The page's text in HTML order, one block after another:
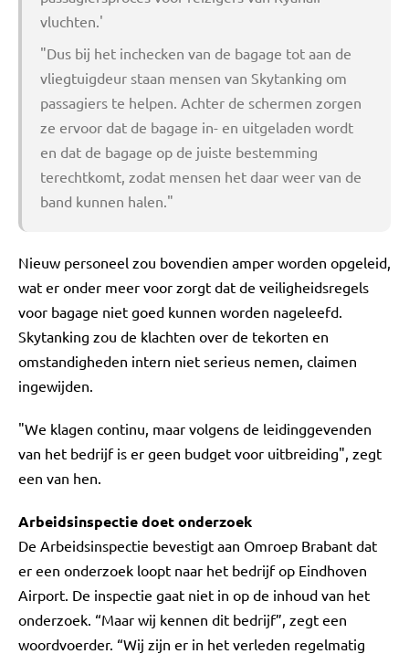
vluchten.'
"Dus bij het inchecken van de bagage tot aan de
vliegtuigdeur staan mensen van Skytanking om
passagiers te helpen. Achter de schermen zorgen
ze ervoor dat de bagage in- en uitgeladen wordt
en dat de bagage op de juiste bestemming
terechtkomt, zodat mensen het daar weer van de
band kunnen halen."
Nieuw personeel zou bovendien amper worden opgeleid,
wat er onder meer voor zorgt dat de veiligheidsregels
voor bagage niet goed kunnen worden nageleefd.
Skytanking zou de klachten over de tekorten en
omstandigheden intern niet serieus nemen, claimen
ingewijden.
"We klagen continu, maar volgens de leidinggevenden
van het bedrijf is er geen budget voor uitbreiding", zegt
een van hen.
Arbeidsinspectie doet onderzoek
De Arbeidsinspectie bevestigt aan Omroep Brabant dat
er een onderzoek loopt naar het bedrijf op Eindhoven
Airport. De inspectie gaat niet in op de inhoud van het
onderzoek. “Maar wij kennen dit bedrijf”, zegt een
woordvoerder. “Wij zijn er in het verleden regelmatig